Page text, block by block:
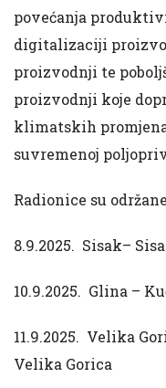
povećanja
digitalizaciji
proizvodnji te
proizvodnji koje
klimatskih
suvremenoj
Radionice su
8.9.2025. Sisak–
10.9.2025. Glina –
11.9.2025. Velika
Velika Gorica